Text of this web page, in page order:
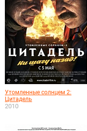
Утомленные солнцем 2:
Цитадель
2010